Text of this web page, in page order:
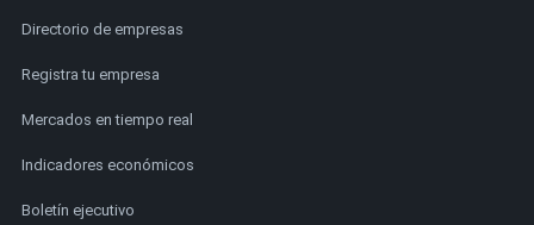
Directorio de empresas
Registra tu empresa
Mercados en tiempo real
Indicadores económicos
Boletín ejecutivo